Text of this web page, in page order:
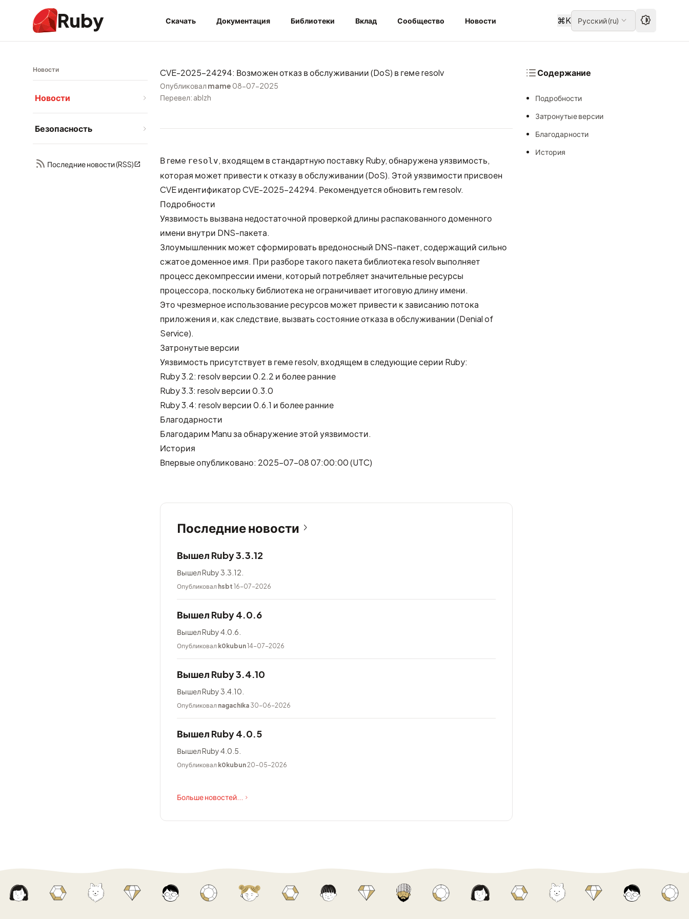
Ruby Скачать Документация Библиотеки Вклад Сообщество Новости ⌘K Русский(ru)
Новости
Новости
Безопасность
Последние новости (RSS)
CVE-2025-24294: Возможен отказ в обслуживании (DoS) в гемe resolv
Опубликовалmame 08-07-2025
Перевел: ablzh
В гемe resolv, входящем в стандартную поставку Ruby, обнаружена уязвимость,
которая может привести к отказу в обслуживании (DoS). Этой уязвимости присвоен
CVE идентификаторCVE-2025-24294. Рекомендуется обновить гем resolv.
Подробности
Уязвимость вызвана недостаточной проверкой длины распакованного доменного
имени внутри DNS-пакета.
Злоумышленник может сформировать вредоносный DNS-пакет, содержащий сильно
сжатое доменное имя. При разборе такого пакета библиотека resolv выполняет
процесс декомпрессии имени, который потребляет значительные ресурсы
процессора, поскольку библиотека не ограничивает итоговую длину имени.
Это чрезмерное использование ресурсов может привести к зависанию потока
приложения и, как следствие, вызвать состояние отказа в обслуживании (Denial of
Service).
Затронутые версии
Уязвимость присутствует в гемe resolv, входящем в следующие серии Ruby:
Ruby 3.2: resolv версии 0.2.2 и более ранние
Ruby 3.3: resolv версии 0.3.0
Ruby 3.4: resolv версии 0.6.1 и более ранние
Благодарности
Благодарим Manuза обнаружение этой уязвимости.
История
Впервые опубликовано: 2025-07-08 07:00:00 (UTC)
Последние новости
Вышел Ruby 3.3.12
Вышел Ruby 3.3.12.
Опубликовал hsbt 16-07-2026
Вышел Ruby 4.0.6
Вышел Ruby 4.0.6.
Опубликовал k0kubun14-07-2026
Вышел Ruby 3.4.10
Вышел Ruby 3.4.10.
Опубликовал nagachika 30-06-2026
Вышел Ruby 4.0.5
Вышел Ruby 4.0.5.
Опубликовал k0kubun20-05-2026
Больше новостей...
Содержание
Подробности
Затронутые версии
Благодарности
История